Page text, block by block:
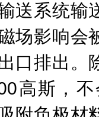
送系统输
场影响会
口排出。
高斯，